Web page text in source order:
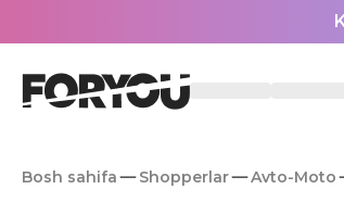
Bosh sahifa Shopperlar Avto-Moto